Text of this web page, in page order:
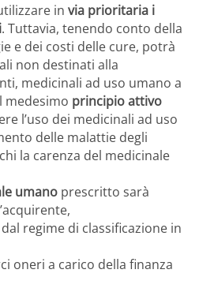
in via prioritaria i
. Tuttavia, tenendo conto della
e dei costi delle cure, potrà
non destinati alla
medicinali ad uso umano a
medesimo principio attivo
l’uso dei medicinali ad uso
delle malattie degli
la carenza del medicinale
umano prescritto sarà
regime di classificazione in
oneri a carico della finanza